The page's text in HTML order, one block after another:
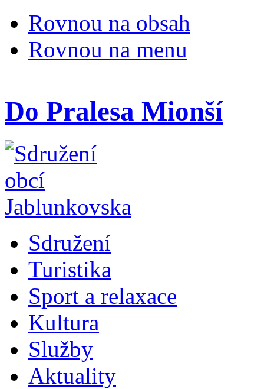
Rovnou na obsah
Rovnou na menu
Do Pralesa Mionší
Sdružení
Turistika
Sport a relaxace
Kultura
Služby
Aktuality